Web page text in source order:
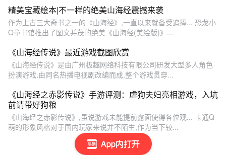
App内打开
精美宝藏绘本|不一样的绝美山海经震撼来袭
作为上古三大奇书之一的《山海经》,一直以来就备受追捧... 恐龙小
Q童书馆推出了图文并茂的绝美《山海经(美绘版)》...
《山海经传说》最近游戏截图欣赏
《山海经传说》是由广州极趣网络科技有限公司研发大型多人角色
扮演游戏,由同名热播电视剧改编而成,整个游戏贯穿...
《山海经之赤影传说》手游评测：虐狗夫妇亮相游戏，入坑
前请带好狗粮
《山海经之赤影传说》,虽说游戏未能提前露面使得各位观... 卡通Q
萌的形象风格对于国内玩家来说并不陌生,作为当下较...